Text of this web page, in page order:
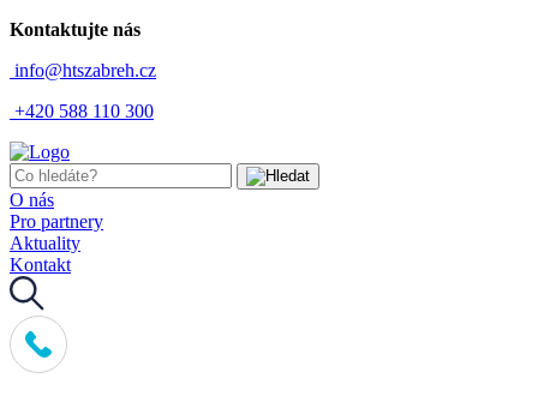
Kontaktujte nás
info@htszabreh.cz
+420 588 110 300
O nás
Pro partnery
Aktuality
Kontakt